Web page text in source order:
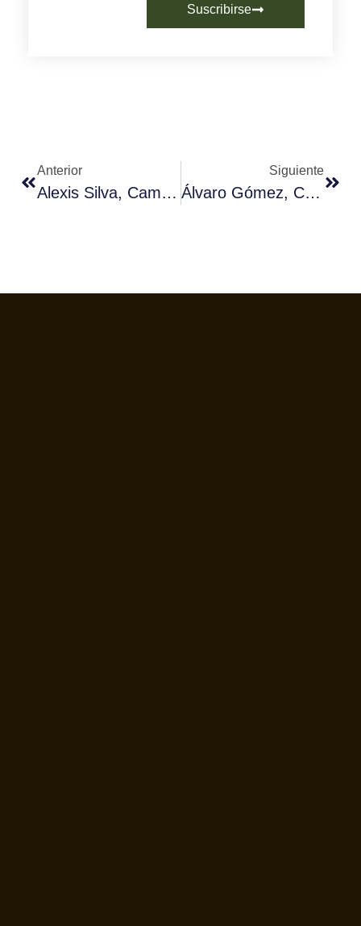
Suscribirse
Anterior
Alexis Silva, Campeón Barista De Cantabria
Siguiente
Álvaro Gómez, Campeón Barista De Castilla La Mancha